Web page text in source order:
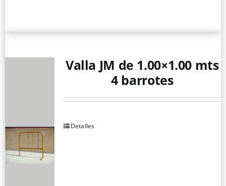
Valla JM de 1.00×1.00 mts
4 barrotes
Detalles